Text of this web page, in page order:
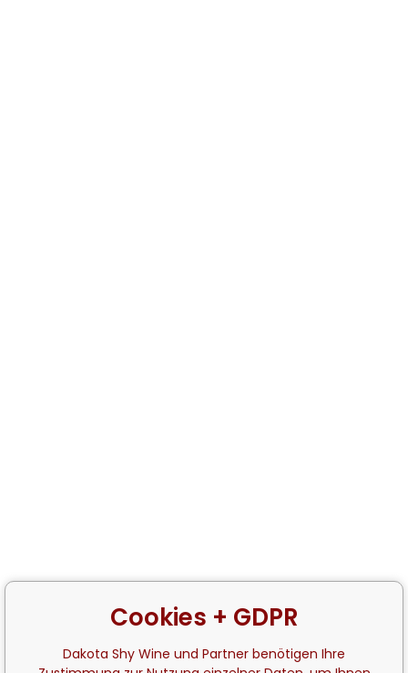
Cookies + GDPR
Dakota Shy Wine und Partner benötigen Ihre